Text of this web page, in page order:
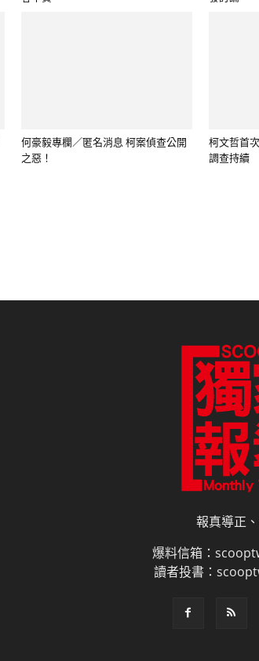
報真導正
爆料信箱：
讀者投書：